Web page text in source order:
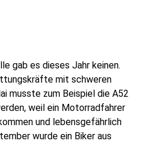
gab es dieses Jahr keinen.
mit schweren
musste zum Beispiel die A52
weil ein Motorradfahrer
und lebensgefährlich
wurde ein Biker aus